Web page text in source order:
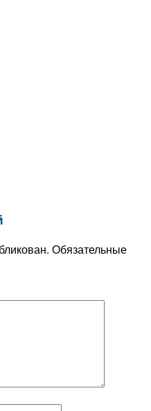
Обязательные